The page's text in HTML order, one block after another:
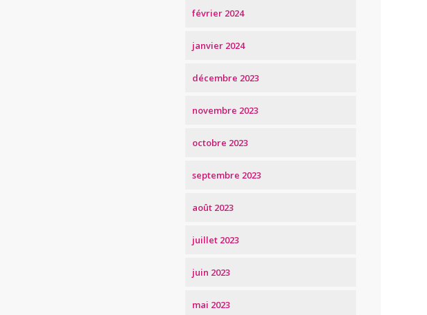
février 2024
janvier 2024
décembre 2023
novembre 2023
octobre 2023
septembre 2023
août 2023
juillet 2023
juin 2023
mai 2023